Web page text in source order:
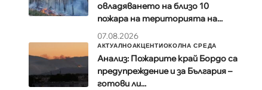
овладяването на близо 10
пожара на територията на...
07.08.2026
АКТУАЛНОАКЦЕНТИОКОЛНА СРЕДА
Анализ: Пожарите край Бордо са
предупреждение и за България –
готови ли...